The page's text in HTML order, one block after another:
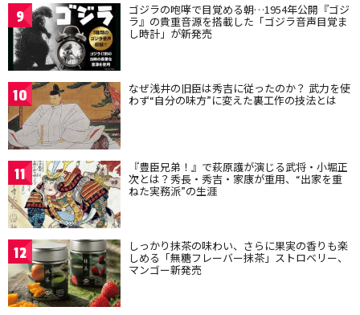
9 ゴジラの咆哮で目覚める朝…1954年公開『ゴジ
ラ』の貴重音源を搭載した「ゴジラ音声目覚ま
し時計」が新発売
10 なぜ浅井の旧臣は秀吉に従ったのか？ 武力を使
わず“自分の味方”に変えた裏工作の技法とは
11 『豊臣兄弟！』で萩原護が演じる武将・小堀正
次とは？秀長・秀吉・家康が重用、“出家を重
ねた実務派”の生涯
12 しっかり抹茶の味わい、さらに果実の香りも楽
しめる「無糖フレーバー抹茶」ストロベリー、
マンゴー新発売